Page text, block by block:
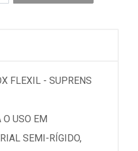
FLEXIL - SUPRENS
O USO EM
SEMI-RÍGIDO,